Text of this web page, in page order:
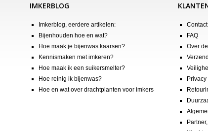
IMKERBLOG
Imkerblog, eerdere artikelen:
Bijenhouden hoe en wat?
Hoe maak je bijenwas kaarsen?
Kennismaken met imkeren?
Hoe maak ik een suikersmelter?
Hoe reinig ik bijenwas?
Hoe en wat over drachtplanten voor imkers
FAQ
Over
Privacy